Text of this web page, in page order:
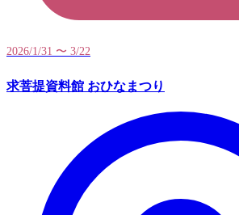
2026/1/31 〜 3/22
求菩提資料館 おひなまつり